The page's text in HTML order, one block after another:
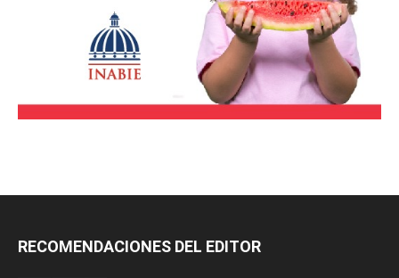
RECOMENDACIONES DEL EDITOR